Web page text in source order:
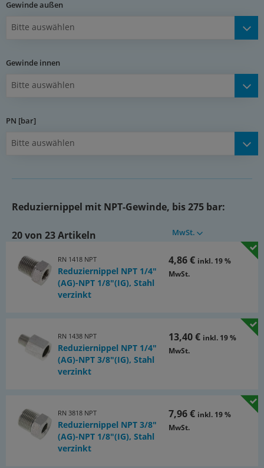
Gewinde außen
Bitte auswählen
Gewinde innen
Bitte auswählen
PN [bar]
Bitte auswählen
Reduziernippel mit NPT-Gewinde, bis 275 bar:
20 von 23 Artikeln MwSt.
RN 1418 NPT
Reduziernippel NPT 1/4"
(AG)-NPT 1/8"(IG), Stahl
verzinkt
4,86 € inkl. 19 %
MwSt.
RN 1438 NPT
Reduziernippel NPT 1/4"
(AG)-NPT 3/8"(IG), Stahl
verzinkt
13,40 € inkl. 19 %
MwSt.
RN 3818 NPT
Reduziernippel NPT 3/8"
(AG)-NPT 1/8"(IG), Stahl
verzinkt
7,96 € inkl. 19 %
MwSt.